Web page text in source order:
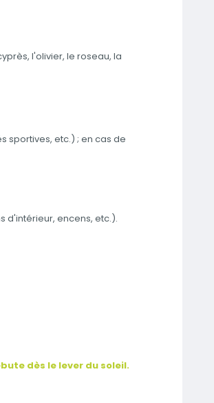
l'olivier, le roseau, la
sportives, etc.) ; en cas de
d'intérieur, encens, etc.).
dès le lever du soleil.